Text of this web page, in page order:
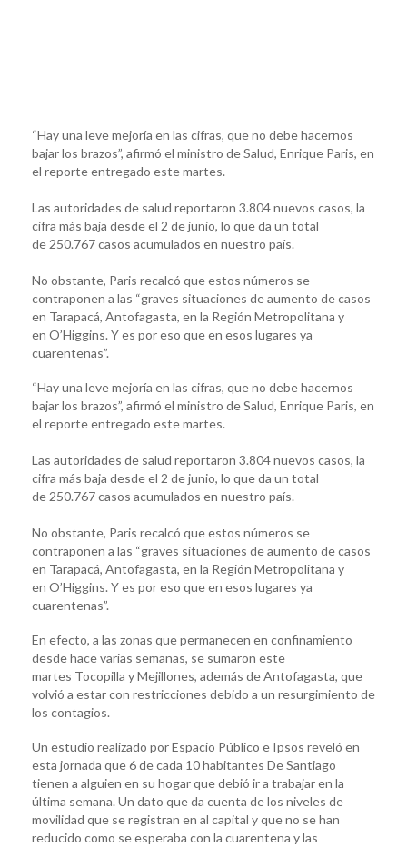
“Hay una leve mejoría en las cifras, que no debe hacernos
bajar los brazos”, afirmó el ministro de Salud, Enrique Paris, en
el reporte entregado este martes.
Las autoridades de salud reportaron 3.804 nuevos casos, la
cifra más baja desde el 2 de junio, lo que da un total
de 250.767 casos acumulados en nuestro país.
No obstante, Paris recalcó que estos números se
contraponen a las “graves situaciones de aumento de casos
en Tarapacá, Antofagasta, en la Región Metropolitana y
en O’Higgins. Y es por eso que en esos lugares ya
cuarentenas”.
“Hay una leve mejoría en las cifras, que no debe hacernos
bajar los brazos”, afirmó el ministro de Salud, Enrique Paris, en
el reporte entregado este martes.
Las autoridades de salud reportaron 3.804 nuevos casos, la
cifra más baja desde el 2 de junio, lo que da un total
de 250.767 casos acumulados en nuestro país.
No obstante, Paris recalcó que estos números se
contraponen a las “graves situaciones de aumento de casos
en Tarapacá, Antofagasta, en la Región Metropolitana y
en O’Higgins. Y es por eso que en esos lugares ya
cuarentenas”.
En efecto, a las zonas que permanecen en confinamiento
desde hace varias semanas, se sumaron este
martes Tocopilla y Mejillones, además de Antofagasta, que
volvió a estar con restricciones debido a un resurgimiento de
los contagios.
Un estudio realizado por Espacio Público e Ipsos reveló en
esta jornada que 6 de cada 10 habitantes De Santiago
tienen a alguien en su hogar que debió ir a trabajar en la
última semana. Un dato que da cuenta de los niveles de
movilidad que se registran en al capital y que no se han
reducido como se esperaba con la cuarentena y las